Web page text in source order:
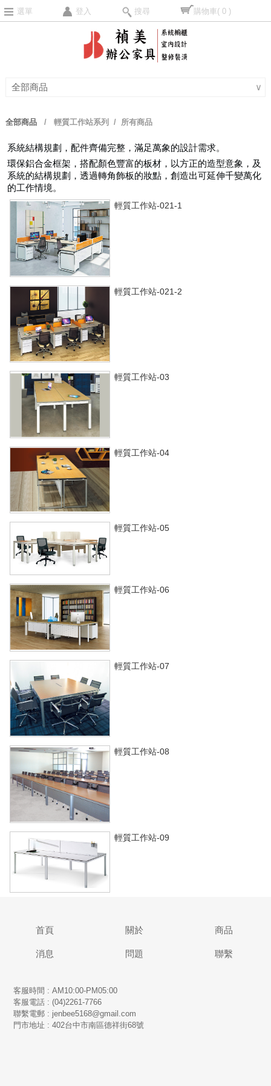
選單 登入 搜尋 購物車( 0 )
全部商品 ∨
全部商品/ 輕質工作站系列 / 所有商品
系統結構規劃，配件齊備完整，滿足萬象的設計需求。
環保鋁合金框架，搭配顏色豐富的板材，以方正的造型意象，及
系統的結構規劃，透過轉角飾板的妝點，創造出可延伸千變萬化
的工作情境。
輕質工作站-021-1
輕質工作站-021-2
輕質工作站-03
輕質工作站-04
輕質工作站-05
輕質工作站-06
輕質工作站-07
輕質工作站-08
輕質工作站-09
首頁 關於 商品
消息 問題 聯繫
客服時間 : AM10:00-PM05:00
客服電話 : (04)2261-7766
​聯繫電郵 : jenbee5168@gmail.com
門市地址 : 402台中市南區德祥街68號